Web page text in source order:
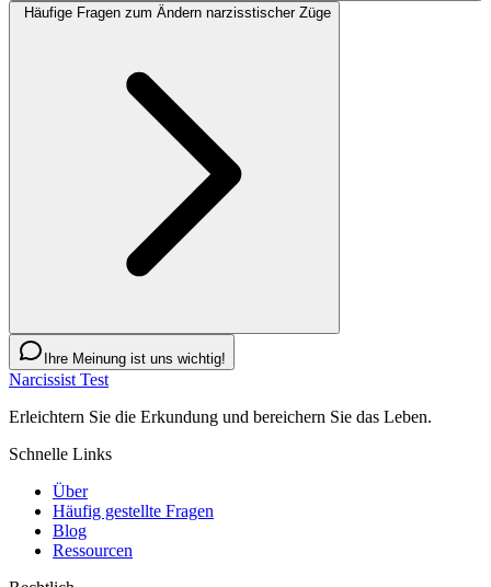
Häufige Fragen zum Ändern narzisstischer Züge
Ihre Meinung ist uns wichtig!
Narcissist Test
Erleichtern Sie die Erkundung und bereichern Sie das Leben.
Schnelle Links
Über
Häufig gestellte Fragen
Blog
Ressourcen